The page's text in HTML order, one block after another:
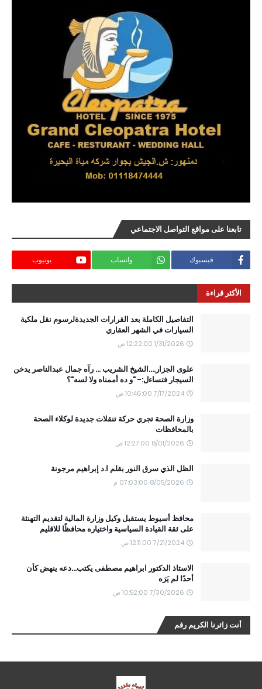
تابعنا على مواقع التواصل الاجتماعي
فيسبوك واتساب يوتيوب
الأكثر قراءة
التفاصيل الكاملة بعد القرارات الجديدةلرسوم نقل ملكية
السيارات في الشهر العقاري
1/31/2026 12:22:00 ص
علوى الجزار....الشيخ الشريب ... رآه جمال عبدالناصر يدخن
السيجار فتساءل:- "و ده أممناه ولا لسه"؟
7/17/2024 10:46:00 ص
وزارة الصحة تجري حركة تنقلات جديدة لوكلاء الصحة
بالمحافظات
8/01/2026 12:27:00 ص
الظل الذي سرق النور بقلم ا.د إبراهيم مرجونة
8/05/2026 07:03:00 م
محافظ أسيوط يستقبل وكيل وزارة المالية لتقديم التهنئة
على ثقة القيادة السياسية واختياره محافظًا للاقليم
7/21/2024 12:11:00 ص
الاستاذ الدكتور ابراهيم مصطفى يكتب...دعه ينهض كأن
أحدًا لم يَرَه
7/30/2026 10:52:00 ص
أنت زائرنا الكريم رقم